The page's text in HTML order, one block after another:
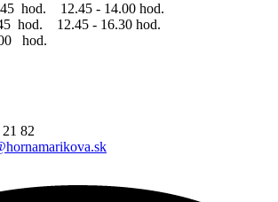
hod. 12.45 - 14.00 hod.
hod. 12.45 - 16.30 hod.
hod.
82